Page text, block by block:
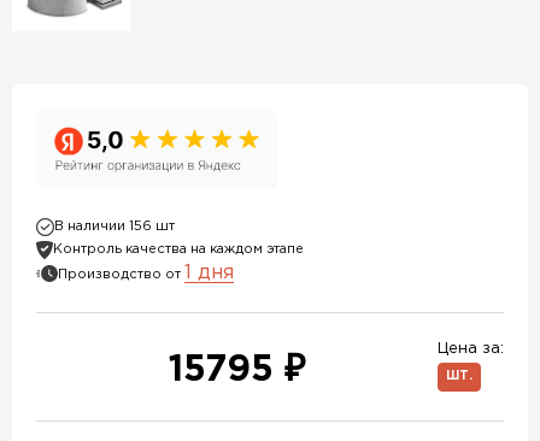
В наличии 156 шт
Контроль качества на каждом этапе
Производство от 1 дня
Цена за:
ШТ.
15795 ₽